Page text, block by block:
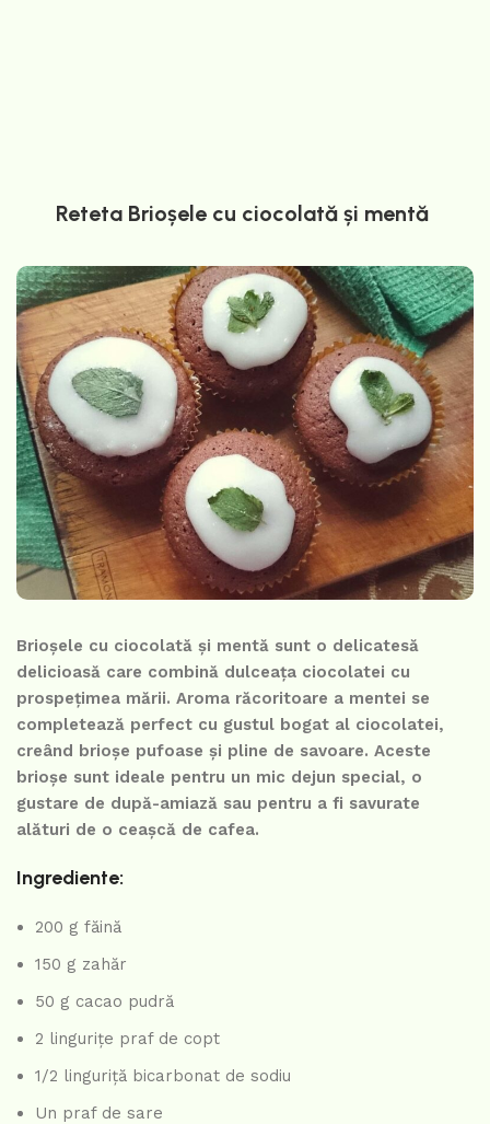
Reteta Brioșele cu ciocolată și mentă
Brioșele cu ciocolată și mentă sunt o delicatesă
delicioasă care combină dulceața ciocolatei cu
prospețimea mării. Aroma răcoritoare a mentei se
completează perfect cu gustul bogat al ciocolatei,
creând brioșe pufoase și pline de savoare. Aceste
brioșe sunt ideale pentru un mic dejun special, o
gustare de după-amiază sau pentru a fi savurate
alături de o ceașcă de cafea.
Ingrediente:
200 g făină
150 g zahăr
50 g cacao pudră
2 lingurițe praf de copt
1/2 linguriță bicarbonat de sodiu
Un praf de sare